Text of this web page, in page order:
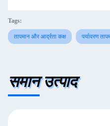
Tags:
तापमान और आर्द्रता कक्ष पर्यावरण
समान उत्पाद